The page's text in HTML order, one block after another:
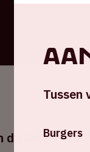
Johan
Tussen
Burgers